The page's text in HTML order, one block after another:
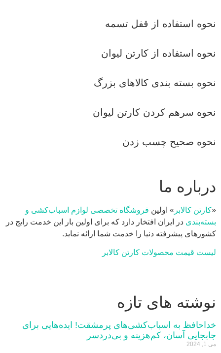
نحوه استفاده از قفل تسمه
نحوه استفاده از کارتن لیوان
نحوه بسته بندی کالاهای بزرگ
نحوه سرهم کردن کارتن لیوان
نحوه صحیح چسب زدن
درباره ما
«کارتن کالابر » اولین فروشگاه تخصصی لوازم اسباب‌کشی و
بسته‌بندی در ایران افتخار دارد که برای اولین بار این خدمت رایج در
کشورهای پیشرفته دنیا را خدمت شما ارائه نماید.
لیست قیمت محصولات کارتن کالابر
نوشته های تازه
خداحافظ به اسباب‌کشی‌های پرمشقت! ایده‌هایی برای
جابجایی آسان، کم‌هزینه و بی‌دردسر
می 1, 2024